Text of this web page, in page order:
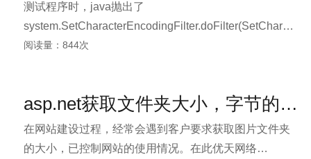
测试程序时，java抛出了
相关的java.lang.IllegalStateException。最奇怪的是与id
从home.jsp从查找出错的代码行。
开始估计是由于gbk转换时，把文本中的xml的gbk设置
给干掉了。因此要回到数据库层面。
阅读量：844次
asp.net获取文件夹大小，字节的转换 如何将B转换成GB、MB和KB
在网站建设过程，经常会遇到客户要求获取图片文件夹
的大小，已控制网站的使用情况。在此优天网络